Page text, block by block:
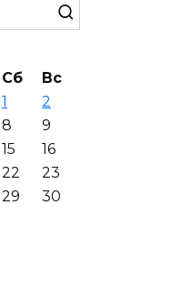
Сб
Вс
1
2
8
9
15
16
22
23
29
30